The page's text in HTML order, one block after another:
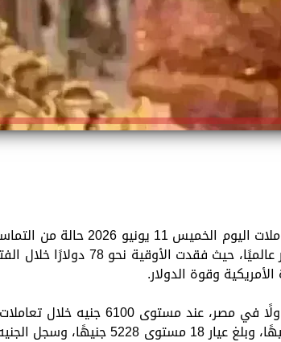
سجل سعر الذهب في مصر خلال منتصف تعاملات اليوم
استمرار الضغوط القوية على المعدن الأصفر عالميًا،
وقوة الدولار.